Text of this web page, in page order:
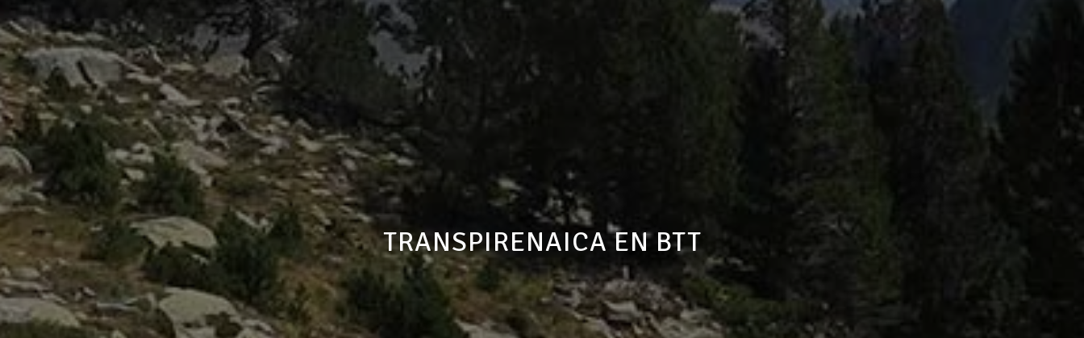
TRANSPIRENAICA EN BTT